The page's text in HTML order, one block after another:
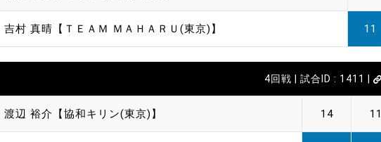
吉村 真晴【ＴＥＡＭ ＭＡＨＡＲＵ(東京)】 11
4回戦 | 試合ID : 1411 |
渡辺 裕介【協和キリン(東京)】 14 11